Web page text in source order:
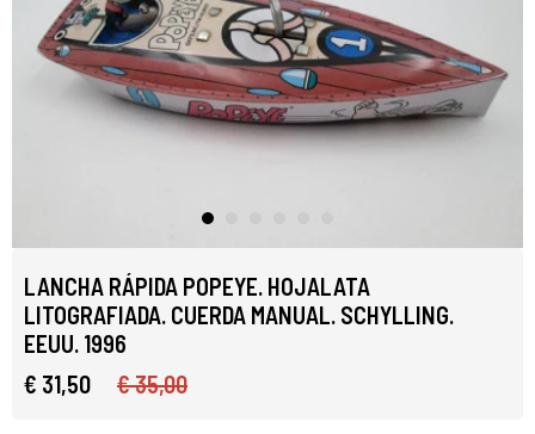
LANCHA RÁPIDA POPEYE. HOJALATA
LITOGRAFIADA. CUERDA MANUAL. SCHYLLING.
EEUU. 1996
€ 31,50
€ 35,00